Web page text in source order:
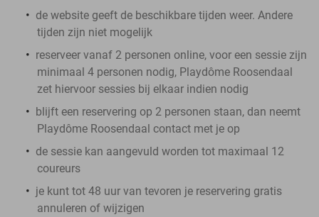
de website geeft de beschikbare tijden weer. Andere
tijden zijn niet mogelijk
reserveer vanaf 2 personen online, voor een sessie zijn
minimaal 4 personen nodig, Playdôme Roosendaal
zet hiervoor sessies bij elkaar indien nodig
blijft een reservering op 2 personen staan, dan neemt
Playdôme Roosendaal contact met je op
de sessie kan aangevuld worden tot maximaal 12
coureurs
je kunt tot 48 uur van tevoren je reservering gratis
annuleren of wijzigen